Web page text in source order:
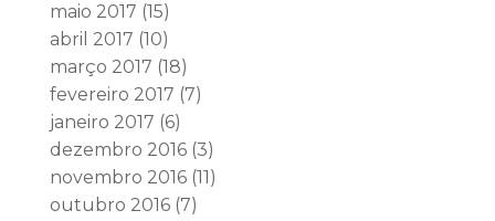
maio 2017 (15)
abril 2017 (10)
março 2017 (18)
fevereiro 2017 (7)
janeiro 2017 (6)
dezembro 2016(3)
novembro 2016(11)
outubro 2016(7)